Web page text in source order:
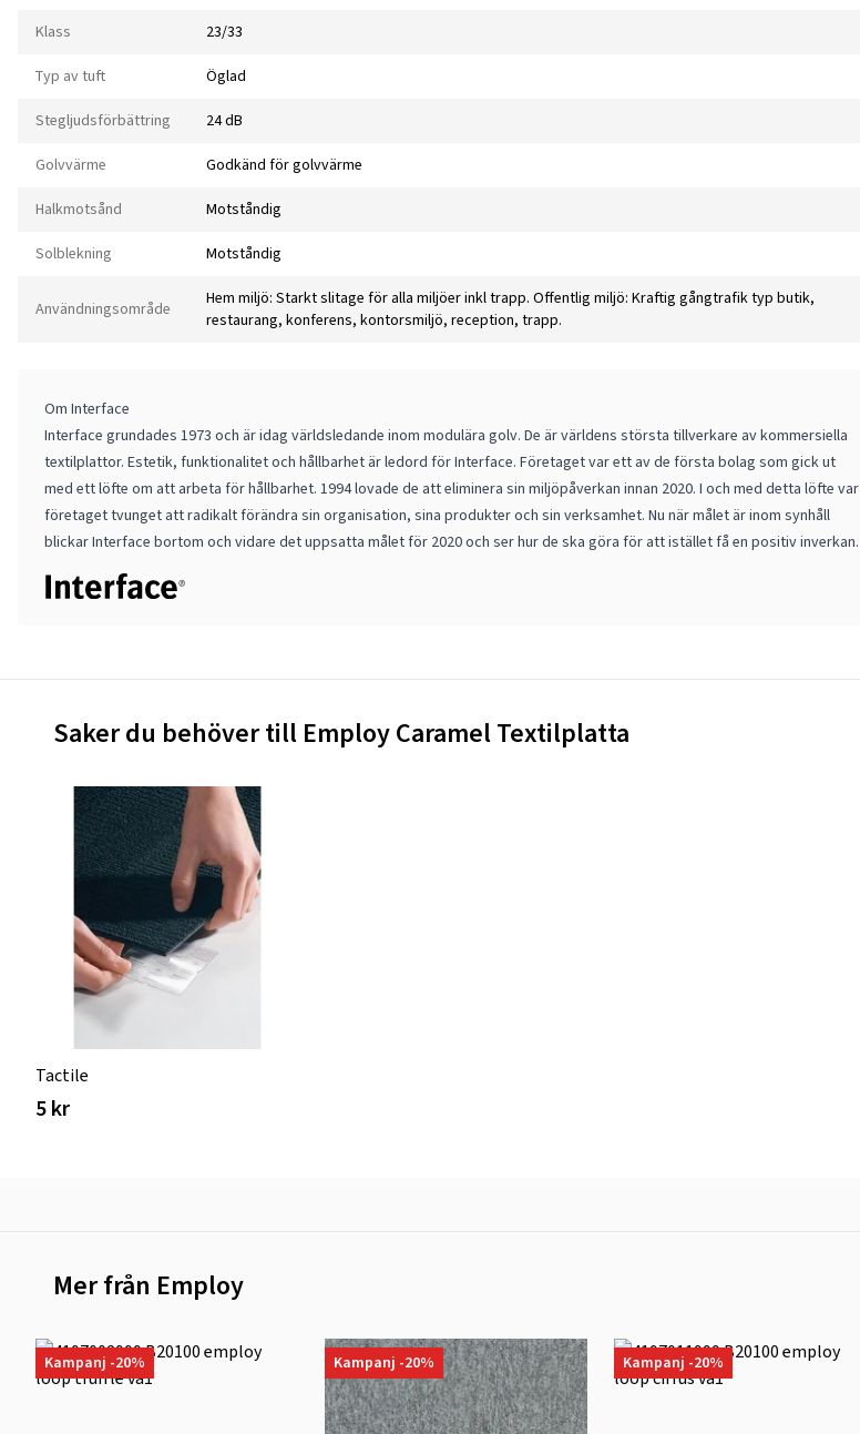
Klass 23/33
Typ av tuft Öglad
Stegljudsförbättring 24 dB
Golvvärme Godkänd för golvvärme
Halkmotsånd Motståndig
Solblekning Motståndig
Användningsområde
Hem miljö: Starkt slitage för alla miljöer inkl trapp. Offentlig miljö: Kraftig gångtrafik typ butik,
restaurang, konferens, kontorsmiljö, reception, trapp.
Om Interface
Interface grundades 1973 och är idag världsledande inom modulära golv. De är världens största tillverkare av kommersiella
textilplattor. Estetik, funktionalitet och hållbarhet är ledord för Interface. Företaget var ett av de första bolag som gick ut
med ett löfte om att arbeta för hållbarhet. 1994 lovade de att eliminera sin miljöpåverkan innan 2020. I och med detta löfte var
företaget tvunget att radikalt förändra sin organisation, sina produkter och sin verksamhet. Nu när målet är inom synhåll
blickar Interface bortom och vidare det uppsatta målet för 2020 och ser hur de ska göra för att istället få en positiv inverkan.
Saker du behöver till Employ Caramel Textilplatta
Tactile
5 kr
Mer från Employ
Kampanj -20% Kampanj -20% Kampanj -20%